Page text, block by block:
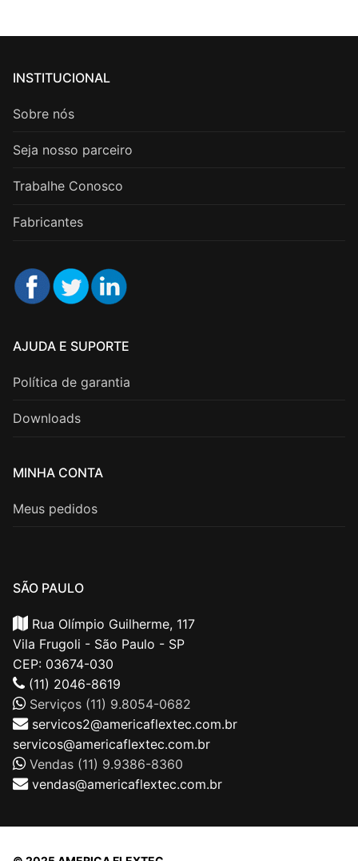
INSTITUCIONAL
Sobre nós
Seja nosso parceiro
Trabalhe Conosco
Fabricantes
AJUDA E SUPORTE
Política de garantia
Downloads
MINHA CONTA
Meus pedidos
SÃO PAULO
Rua Olímpio Guilherme, 117
Vila Frugoli - São Paulo - SP
CEP: 03674-030
(11) 2046-8619
Serviços (11) 9.8054-0682
servicos2@americaflextec.com.br
servicos@americaflextec.com.br
Vendas (11) 9.9386-8360
vendas@americaflextec.com.br